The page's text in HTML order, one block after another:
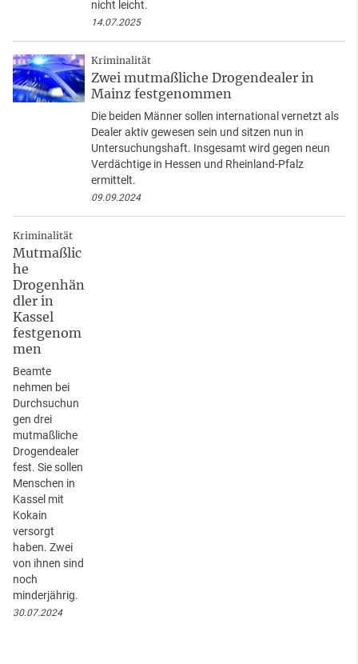
nicht leicht.
14.07.2025
Kriminalität
Zwei mutmaßliche Drogendealer in
Mainz festgenommen
Die beiden Männer sollen international vernetzt als
Dealer aktiv gewesen sein und sitzen nun in
Untersuchungshaft. Insgesamt wird gegen neun
Verdächtige in Hessen und Rheinland-Pfalz
ermittelt.
09.09.2024
Kriminalität
Mutmaßlic
he
Drogenhän
dler in
Kassel
festgenom
men
Beamte
nehmen bei
Durchsuchun
gen drei
mutmaßliche
Drogendealer
fest. Sie sollen
Menschen in
Kassel mit
Kokain
versorgt
haben. Zwei
von ihnen sind
noch
minderjährig.
30.07.2024